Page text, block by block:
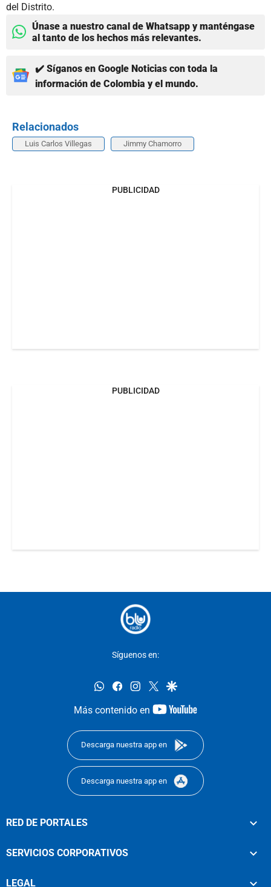
del Distrito.
Únase a nuestro canal de Whatsapp y manténgase
al tanto de los hechos más relevantes.
✔️ Síganos en Google Noticias con toda la
información de Colombia y el mundo.
Relacionados
Luis Carlos Villegas Jimmy Chamorro
PUBLICIDAD
PUBLICIDAD
Síguenos en:
whatsappfacebookinstagram
twittergoogle
Más contenido en
youtube-
Descarga nuestra app en
Descarga nuestra app en
RED DE PORTALES
SERVICIOS CORPORATIVOS
LEGAL